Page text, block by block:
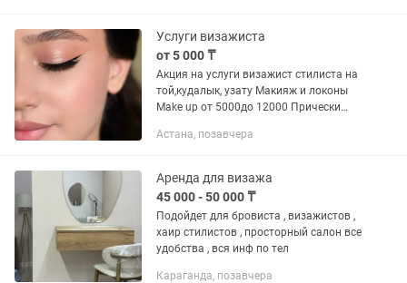
Услуги визажиста
от 5 000 ₸
Акция на услуги визажист стилиста на
той,кудалык, узату Макияж и локоны
Make up от 5000до 12000 Прически
2.000 1.Предлагаю услуги
Астана, позавчера
Аренда для визажа
45 000 - 50 000 ₸
Подойдет для бровиста , визажистов ,
хаир стилистов , просторный салон все
удобства , вся инф по тел
Караганда, позавчера